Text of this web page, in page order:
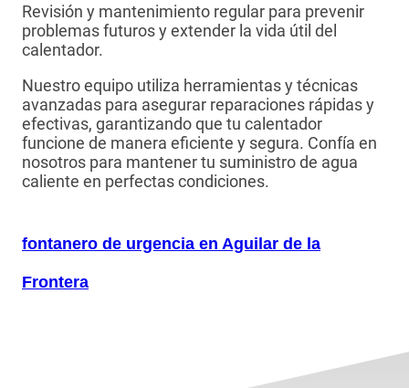
Revisión y mantenimiento regular para prevenir
problemas futuros y extender la vida útil del
calentador.
Nuestro equipo utiliza herramientas y técnicas
avanzadas para asegurar reparaciones rápidas y
efectivas, garantizando que tu calentador
funcione de manera eficiente y segura. Confía en
nosotros para mantener tu suministro de agua
caliente en perfectas condiciones.
fontanero de urgencia en Aguilar de la
Frontera